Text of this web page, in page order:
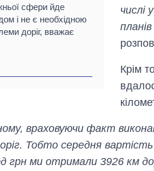
сфери йде
і не є необхідною
доріг, вважає
числі
Крім
враховуючи факт
Тобто середня
грн ми отримали 3926 км